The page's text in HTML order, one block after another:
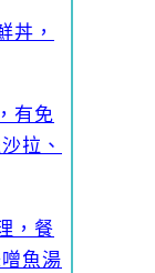
丼，
有免
拉、
，餐
魚湯